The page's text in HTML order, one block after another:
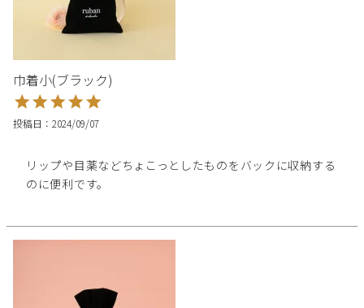
巾着小(ブラック)
投稿日 2024/09/07
リップや目薬などちょこっとしたものをバックに収納する
のに便利です。